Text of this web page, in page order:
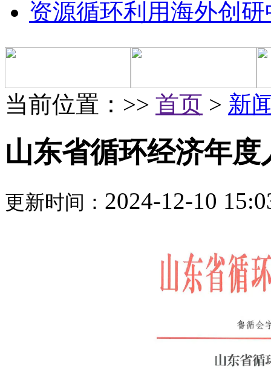
资源循环利用海外创研
当前位置：>> 首页 > 新
山东省循环经济年
更新时间： 2024-12-10